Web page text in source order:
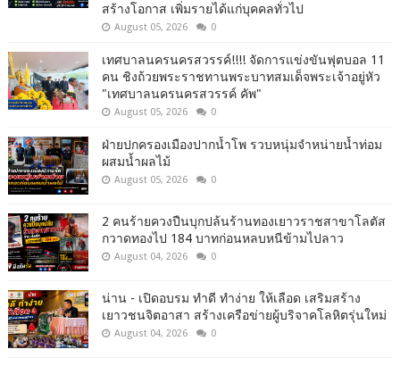
สร้างโอกาส เพิ่มรายได้แก่บุคคลทั่วไป
August 05, 2026 0
เทศบาลนครนครสวรรค์!!!! จัดการแข่งขันฟุตบอล 11
คน ชิงถ้วยพระราชทานพระบาทสมเด็จพระเจ้าอยู่หัว
"เทศบาลนครนครสวรรค์ คัพ"
August 05, 2026 0
ฝ่ายปกครองเมืองปากน้ำโพ รวบหนุ่มจำหน่ายน้ำท่อม
ผสมน้ำผลไม้
August 05, 2026 0
2 คนร้ายควงปืนบุกปล้นร้านทองเยาวราชสาขาโลตัส
กวาดทองไป 184 บาทก่อนหลบหนีข้ามไปลาว
August 04, 2026 0
น่าน - เปิดอบรม ทำดี ทำง่าย ให้เลือด เสริมสร้าง
เยาวชนจิตอาสา สร้างเครือข่ายผู้บริจาคโลหิตรุ่นใหม่
August 04, 2026 0